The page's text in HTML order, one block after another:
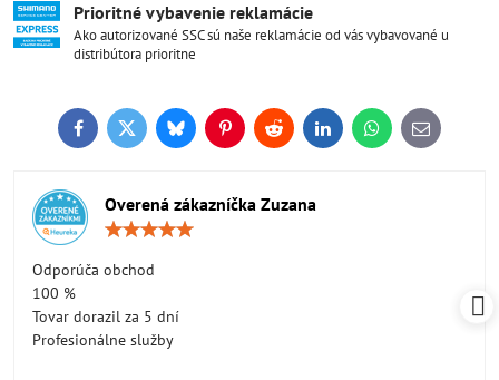
Prioritné vybavenie reklamácie
Ako autorizované SSC sú naše reklamácie od vás vybavované u
distribútora prioritne
FacebookTwitterBlueskyPinterestReddit LinkedInWhatsApp
E-
mail
Overená zákazníčka Zuzana
Odporúča obchod
100 %
Tovar dorazil za 5 dní
Profesionálne služby